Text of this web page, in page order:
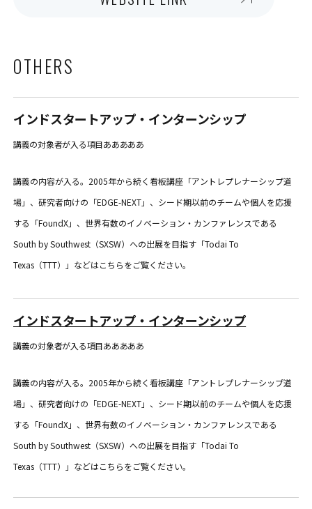
OTHERS
インドスタートアップ・インターンシップ
講義の対象者が入る項目あああああ
講義の内容が入る。2005年から続く看板講座「アントレプレナーシップ道
場」、研究者向けの「EDGE-NEXT」、シード期以前のチームや個人を応援
する「FoundX」、世界有数のイノベーション・カンファレンスである
South by Southwest（SXSW）への出展を目指す「Todai To
Texas（TTT）」などはこちらをご覧ください。
インドスタートアップ・インターンシップ
講義の対象者が入る項目あああああ
講義の内容が入る。2005年から続く看板講座「アントレプレナーシップ道
場」、研究者向けの「EDGE-NEXT」、シード期以前のチームや個人を応援
する「FoundX」、世界有数のイノベーション・カンファレンスである
South by Southwest（SXSW）への出展を目指す「Todai To
Texas（TTT）」などはこちらをご覧ください。